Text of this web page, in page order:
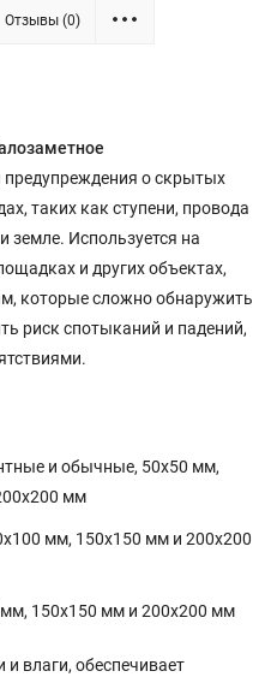
Отзывы (0)
предупреждения о скрытых
таких как ступени, провода
земле. Используется на
и других объектах,
которые сложно обнаружить
риск спотыканий и падений,
и обычные, 50x50 мм,
мм
мм, 150x150 мм и 200x200
150x150 мм и 200x200 мм
влаги, обеспечивает